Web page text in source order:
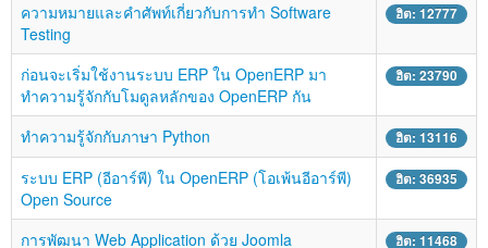
สินค้า
ความรู้
ลูกค้า
ภาพกิจกรรม
ร่วมงานกับเรา
ช่วยเหลือ
ความหมายและคำศัพท์เกี่ยวกับการทำ Software
Testing
ฮิต: 12777
ก่อนจะเริ่มใช้งานระบบ ERP ใน OpenERP มา
ทำความรู้จักกับโมดูลหลักของ OpenERP กัน
ฮิต: 23790
ทำความรู้จักกับภาษา Python ฮิต: 13116
ระบบ ERP (อีอาร์พี) ใน OpenERP (โอเพ้นอีอาร์พี)
Open Source
ฮิต: 36935
การพัฒนา Web Application ด้วย Joomla
ฮิต: 11468